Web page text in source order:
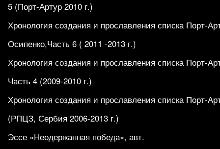
5 (Порт-Артур 2010 г.)
Хронология создания и прославления списка Порт-
Осипенко,Часть 6 ( 2011 -2013 г.)
Хронология создания и прославления списка Порт-
Часть 4 (2009-2010 г.)
Хронология создания и прославления списка Порт-
(РПЦЗ, Сербия 2006-2013 г.)
Эссе «Неодержанная победа», авт.